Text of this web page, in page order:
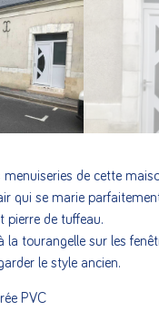
menuiseries de cette
qui se marie
pierre de tuffeau.
la tourangelle sur les
le style ancien.
PVC